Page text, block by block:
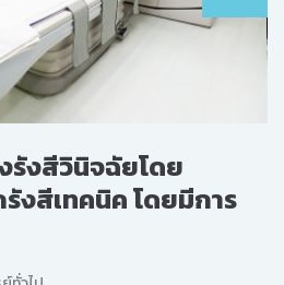
รังสีวินิจฉัยโดย
งสีเทคนิค โดยมีการ